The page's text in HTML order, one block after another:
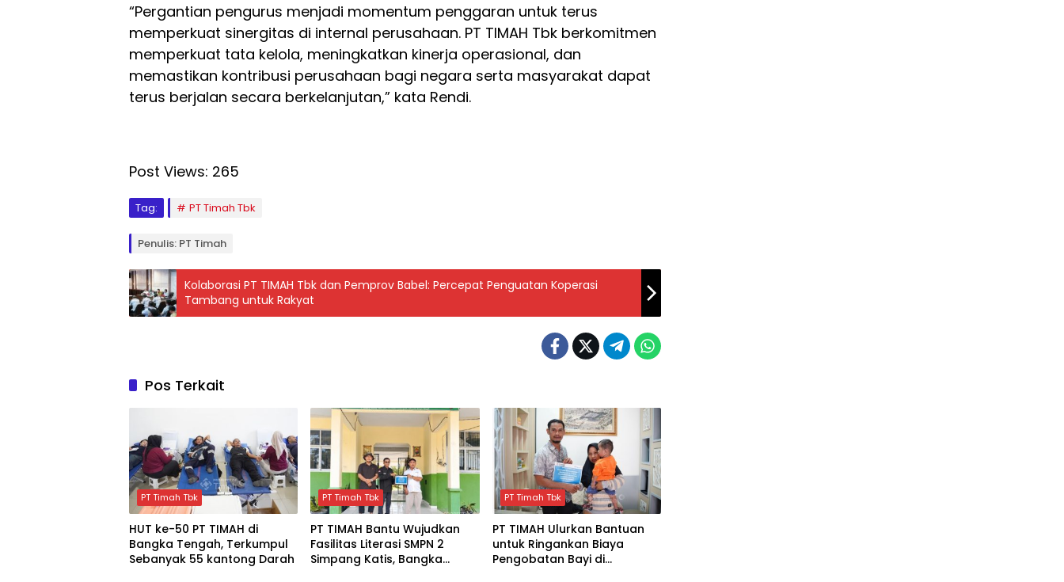
“Pergantian pengurus menjadi momentum penggaran untuk terus
memperkuat sinergitas di internal perusahaan. PT TIMAH Tbk berkomitmen
memperkuat tata kelola, meningkatkan kinerja operasional, dan
memastikan kontribusi perusahaan bagi negara serta masyarakat dapat
terus berjalan secara berkelanjutan,” kata Rendi.
Post Views: 265
Tag: PT Timah Tbk
Penulis: PT Timah
Kolaborasi PT TIMAH Tbk dan Pemprov Babel: Percepat Penguatan Koperasi
Tambang untuk Rakyat
Pos Terkait
PT Timah Tbk
HUT ke-50 PT TIMAH di
Bangka Tengah, Terkumpul
Sebanyak 55 kantong Darah
PT Timah Tbk
PT TIMAH Bantu Wujudkan
Fasilitas Literasi SMPN 2
Simpang Katis, Bangka
PT Timah Tbk
PT TIMAH Ulurkan Bantuan
untuk Ringankan Biaya
Pengobatan Bayi di